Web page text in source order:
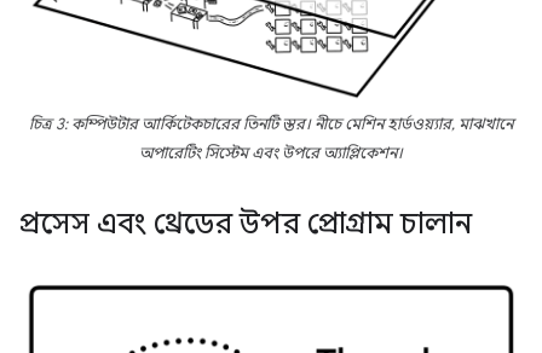
চিত্র 3: কম্পিউটার আর্কিটেকচারের তিনটি স্তর। নীচে মেশিন হার্ডওয়্যার, মাঝখানে
অপারেটিং সিস্টেম এবং উপরে অ্যাপ্লিকেশন।
প্রসেস এবং থ্রেডের উপর প্রোগ্রাম চালান